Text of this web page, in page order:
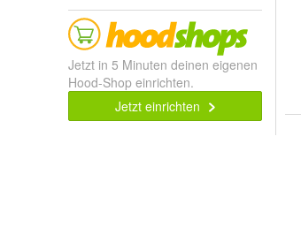
Jetzt in 5 Minuten deinen eigenen
Hood-Shop einrichten.
Jetzt einrichten